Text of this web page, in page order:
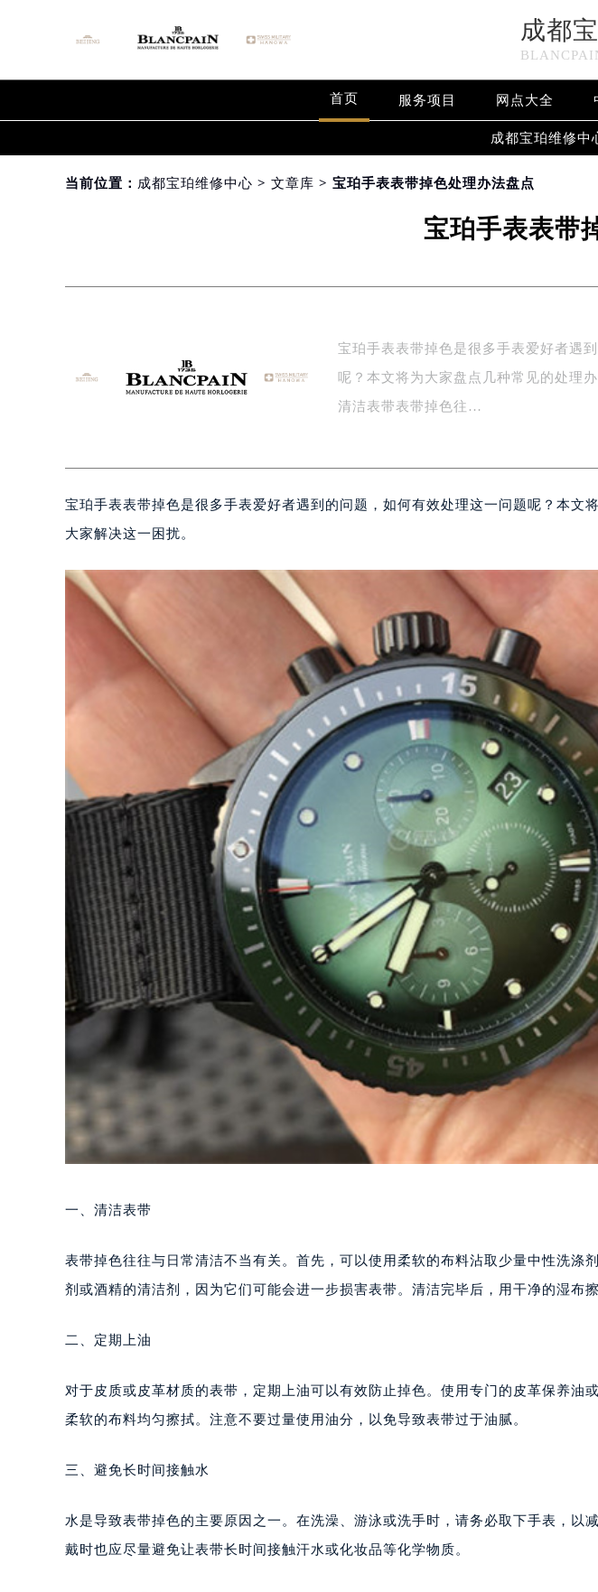
成都
首页 服务项目 网点大全
成都宝珀维修中
当前位置： 成都宝珀维修中心 > 文章库 > 宝珀手表表带掉色处理办法盘点
宝珀手表表带
宝珀手表表带掉色是很多手表爱好者遇
呢？本文将为大家盘点几种常见的处理
清洁表带表带掉色往…
宝珀手表表带掉色是很多手表爱好者遇到的问题，如何有效处理这一问题呢？本文
大家解决这一困扰。
一、清洁表带
表带掉色往往与日常清洁不当有关。首先，可以使用柔软的布料沾取少量中性洗涤
剂或酒精的清洁剂，因为它们可能会进一步损害表带。清洁完毕后，用干净的湿布
二、定期上油
对于皮质或皮革材质的表带，定期上油可以有效防止掉色。使用专门的皮革保养油
柔软的布料均匀擦拭。注意不要过量使用油分，以免导致表带过于油腻。
三、避免长时间接触水
水是导致表带掉色的主要原因之一。在洗澡、游泳或洗手时，请务必取下手表，以
戴时也应尽量避免让表带长时间接触汗水或化妆品等化学物质。